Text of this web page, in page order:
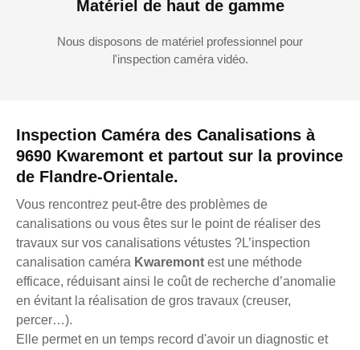
Inspection Caméra des Canalisations à
9690 Kwaremont et partout sur la province
de Flandre-Orientale.
Vous rencontrez peut-être des problèmes de
canalisations ou vous êtes sur le point de réaliser des
travaux sur vos canalisations vétustes ?L’inspection
canalisation caméra Kwaremont est une méthode
efficace, réduisant ainsi le coût de recherche d’anomalie
en évitant la réalisation de gros travaux (creuser,
percer…).
Elle permet en un temps record d'avoir un diagnostic et
Matériel de haut de gamme
Nous disposons de matériel professionnel pour
l'inspection caméra vidéo.